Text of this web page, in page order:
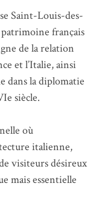
Saint-Louis-des-
français
de la relation
et l’Italie, ainsi
dans la diplomatie
siècle.
où
italienne,
visiteurs désireux
mais essentielle